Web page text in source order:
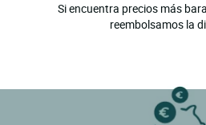
Si encuentra precios más
reembolsamos la